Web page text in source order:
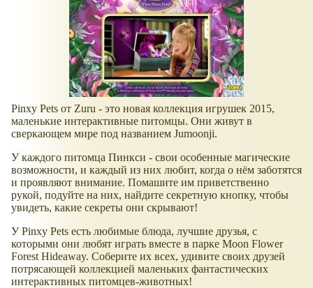
Pinxy Pets от Zuru - это новая коллекция игрушек 2015,
маленькие интерактивные питомцы. Они живут в
сверкающем мире под названием Jumoonji.
У каждого питомца Пинкси - свои особенные магические
возможности, и каждый из них любит, когда о нём заботятся
и проявляют внимание. Помашите им приветственно
рукой, подуйте на них, найдите секретную кнопку, чтобы
увидеть, какие секреты они скрывают!
У Pinxy Pets есть любимые блюда, лучшие друзья, с
которыми они любят играть вместе в парке Moon Flower
Forest Hideaway. Соберите их всех, удивите своих друзей
потрясающей коллекцией маленьких фантастических
интерактивных питомцев-животных!